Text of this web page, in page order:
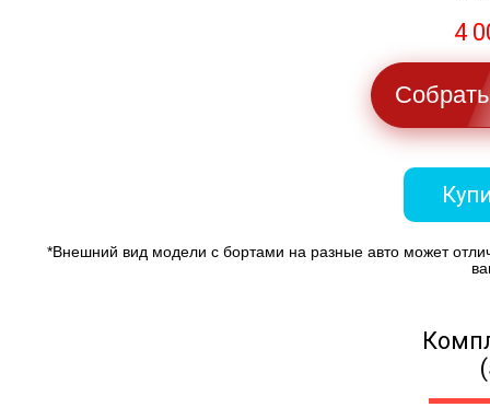
4
*Внешний вид модели с бортами на разные авто может